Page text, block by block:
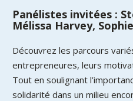
Panélistes invitées :
Mélissa Harvey,
Découvrez les parcours
entrepreneures, leurs
Tout en soulignant
solidarité dans un milieu